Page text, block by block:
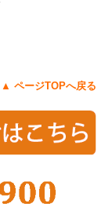
▲ ページTOPへ戻る